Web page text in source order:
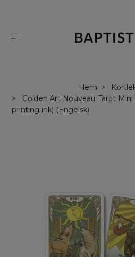
Hem
Golden Art Nouveau Tarot
printing ink) (Engelsk)